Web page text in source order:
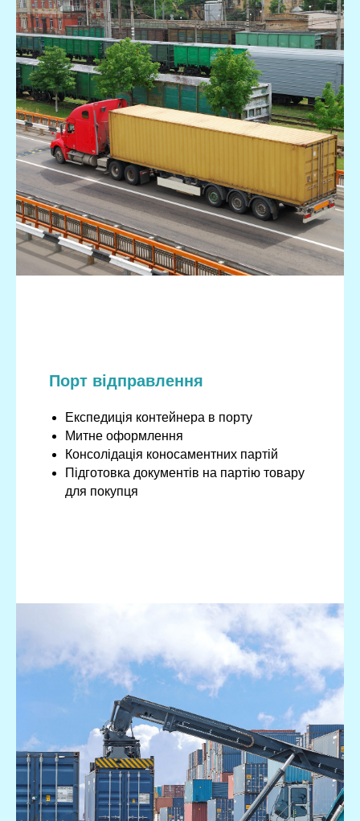
Порт відправлення
Експедиція контейнера в порту
Митне оформлення
Консолідація коносаментних партій
Підготовка документів на партію товару
для покупця